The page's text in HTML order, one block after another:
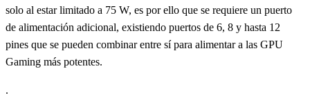
solo al estar limitado a 75 W, es por ello que se requiere un puerto
de alimentación adicional, existiendo puertos de 6, 8 y hasta 12
pines que se pueden combinar entre sí para alimentar a las GPU
Gaming más potentes.
.